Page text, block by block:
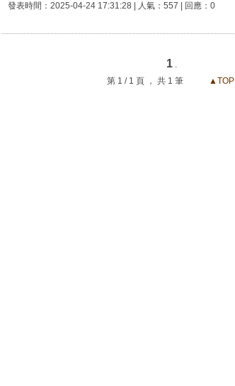
發表時間：2025-04-24 17:31:28 | 人氣：557 | 回應：0
1 .
第 1 / 1 頁 ， 共 1 筆
▲TOP